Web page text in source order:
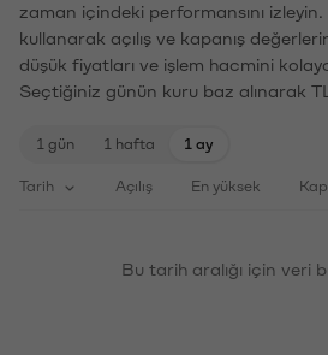
zaman içindeki performansını
kullanarak açılış ve kapanış
düşük fiyatları ve işlem hacmini
Seçtiğiniz günün kuru baz alınarak
1 gün 1 hafta 1 ay
Tarih Açılış En yüksek
Bu tarih aralığı için veri